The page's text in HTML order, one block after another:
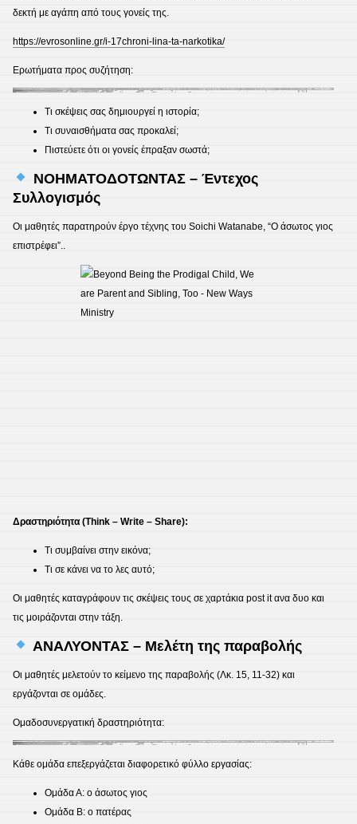
δεκτή με αγάπη από τους γονείς της.
https://evrosonline.gr/i-17chroni-lina-ta-narkotika/
Ερωτήματα προς συζήτηση:
Τι σκέψεις σας δημιουργεί η ιστορία;
Τι συναισθήματα σας προκαλεί;
Πιστεύετε ότι οι γονείς έπραξαν σωστά;
ΝΟΗΜΑΤΟΔΟΤΩΝΤΑΣ – Έντεχος
Συλλογισμός
Οι μαθητές παρατηρούν έργο τέχνης του Soichi Watanabe, “Ο άσωτος γιος
επιστρέφει”..
Δραστηριότητα (Think – Write – Share):
Τι συμβαίνει στην εικόνα;
Τι σε κάνει να το λες αυτό;
Οι μαθητές καταγράφουν τις σκέψεις τους σε χαρτάκια post it ανα δυο και
τις μοιράζονται στην τάξη.
ΑΝΑΛΥΟΝΤΑΣ – Μελέτη της παραβολής
Οι μαθητές μελετούν το κείμενο της παραβολής (Λκ. 15, 11-32) και
εργάζονται σε ομάδες.
Ομαδοσυνεργατική δραστηριότητα:
Κάθε ομάδα επεξεργάζεται διαφορετικό φύλλο εργασίας:
Ομάδα Α: ο άσωτος γιος
Ομάδα Β: ο πατέρας